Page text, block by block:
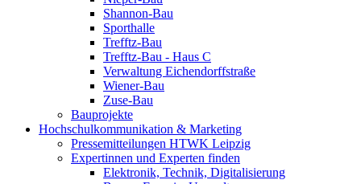
Shannon-Bau
Sporthalle
Trefftz-Bau
Trefftz-Bau - Haus C
Verwaltung Eichendorffstraße
Wiener-Bau
Zuse-Bau
Bauprojekte
Hochschulkommunikation & Marketing
Pressemitteilungen HTWK Leipzig
Expertinnen und Experten finden
Elektronik, Technik, Digitalisierung